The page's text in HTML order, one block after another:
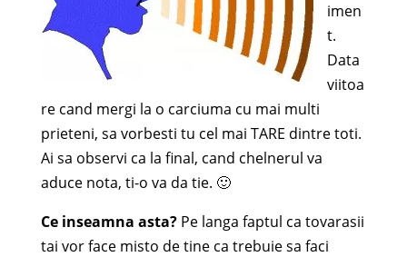
imen
t.
Data
viitoa
re cand mergi la o carciuma cu mai multi
prieteni, sa vorbesti tu cel mai TARE dintre toti.
Ai sa observi ca la final, cand chelnerul va
aduce nota, ti-o va da tie. 🙂
Ce inseamna asta?Pe langa faptul ca tovarasii
tai vor face misto de tine ca trebuie sa faci